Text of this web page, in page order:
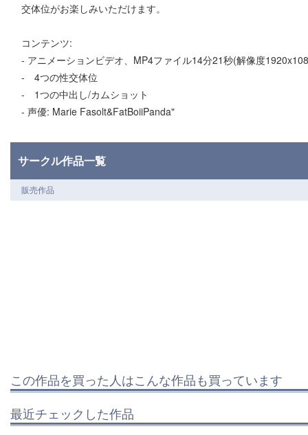
交体位がお楽しみいただけます。
コンテンツ:
- アニメーションビデオ、MP4ファイル14分21秒(解像度
- 4つの性交体位
- 1つの中出し/カムショット
- 声優: Marie Fasolt&FatBoiiPanda"
サークル作品一覧
販売作品
この作品を買った人はこんな作品も買っています
最近チェックした作品